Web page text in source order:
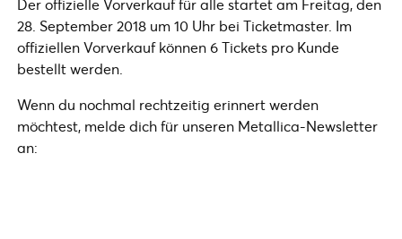
Der offizielle Vorverkauf für alle startet am Freitag, den
28. September 2018 um 10 Uhr bei Ticketmaster. Im
offiziellen Vorverkauf können 6 Tickets pro Kunde
bestellt werden.
Wenn du nochmal rechtzeitig erinnert werden
möchtest, melde dich für unseren Metallica-Newsletter
an: